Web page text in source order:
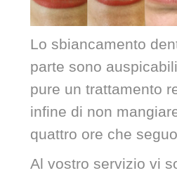
Lo sbiancamento
parte sono
pure un trattamento
infine di non
quattro ore che
Al vostro servizio vi